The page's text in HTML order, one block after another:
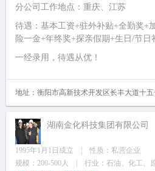
分公司工作地点：重庆、江苏
待遇：基本工资+驻外补贴+全勤
险一金+年终奖+探亲假期+生日/节日
一经录用，待遇从优！
地址：衡阳市高新技术开发区长丰大道十
湖南金化科技集团有限公司
1995年1月1日成立 | 性质：私营企业
规模：200-500人 | 行业：石油、化工、